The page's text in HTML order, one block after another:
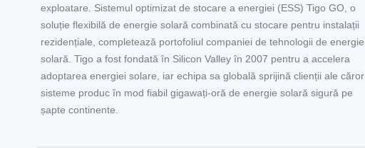
exploatare. Sistemul optimizat de stocare a energiei (ESS) Tigo GO, o
soluție flexibilă de energie solară combinată cu stocare pentru instalații
rezidențiale, completează portofoliul companiei de tehnologii de energie
solară. Tigo a fost fondată în Silicon Valley în 2007 pentru a accelera
adoptarea energiei solare, iar echipa sa globală sprijină clienții ale căror
sisteme produc în mod fiabil gigawați-oră de energie solară sigură pe
șapte continente.